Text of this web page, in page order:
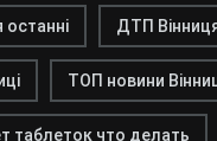
ДТП
ТОП новини
таблеток что делать